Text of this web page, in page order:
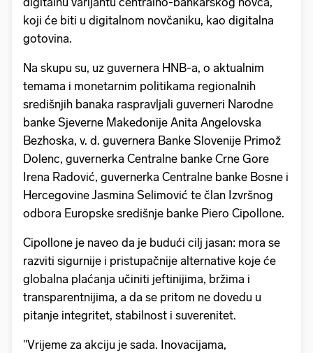
koji će biti u digitalnom novčaniku, kao digitalna
gotovina.
Na skupu su, uz guvernera HNB-a, o aktualnim
temama i monetarnim politikama regionalnih
središnjih banaka raspravljali guverneri Narodne
banke Sjeverne Makedonije Anita Angelovska
Bezhoska, v. d. guvernera Banke Slovenije Primož
Dolenc, guvernerka Centralne banke Crne Gore
Irena Radović, guvernerka Centralne banke Bosne i
Hercegovine Jasmina Selimović te član Izvršnog
odbora Europske središnje banke Piero Cipollone.
Cipollone je naveo da je budući cilj jasan: mora se
razviti sigurnije i pristupačnije alternative koje će
globalna plaćanja učiniti jeftinijima, bržima i
transparentnijima, a da se pritom ne dovedu u
pitanje integritet, stabilnost i suverenitet.
"Vrijeme za akciju je sada. Inovacijama,